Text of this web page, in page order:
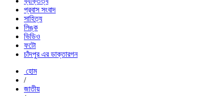
প্রবাস সংবাদ
সাহিত্য
লিঙ্ক
ভিডিও
ফটো
চাঁদপুর এর ডাক্তারগন
হোম
/
জাতীয়